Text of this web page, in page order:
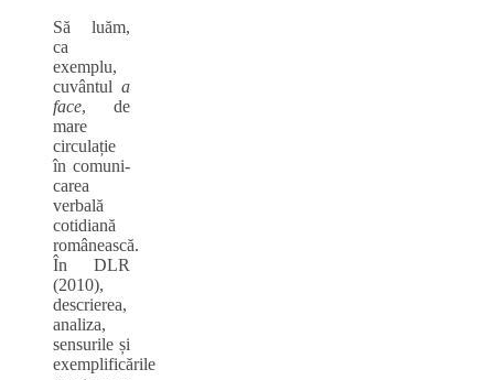
Să luăm,
ca
exemplu,
cuvântul a
face, de
mare
circulație
în comuni-
carea
verbală
cotidiană
românească.
În DLR
(2010),
descrierea,
analiza,
sensurile și
exemplificările